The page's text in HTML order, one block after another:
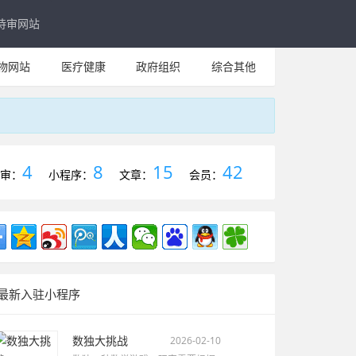
审网站
网站 医疗健康 政府组织 综合其他
： 4 小程序： 8 文章： 15 会员： 42
新入驻小程序
数独大挑战
2026-02-10